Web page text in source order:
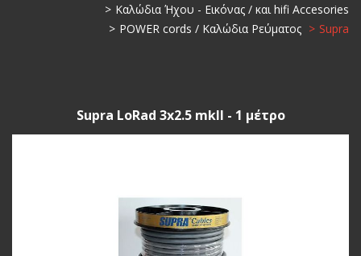
Καλώδια Ήχου - Εικόνας / και hifi Accesories
POWER cords / Καλώδια Ρεύματος
Supra
Supra LoRad 3x2.5 mkII - 1 μέτρο